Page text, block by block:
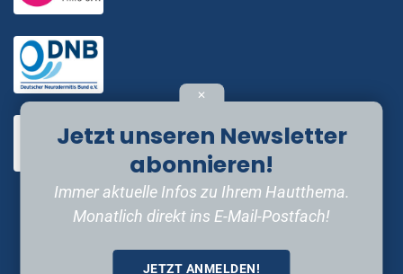
✕
Jetzt unseren Newsletter
abonnieren!
Immer aktuelle Infos zu Ihrem Hautthema.
Monatlich direkt ins E-Mail-Postfach!
JETZT ANMELDEN!